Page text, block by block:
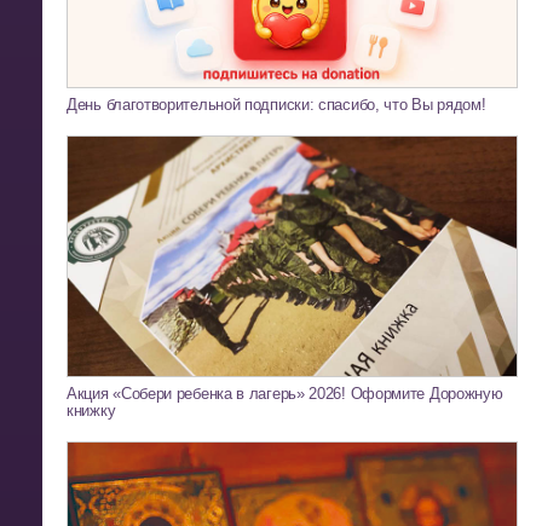
День благотворительной подписки: спасибо, что Вы рядом!
Акция «Собери ребенка в лагерь» 2026! Оформите Дорожную
книжку